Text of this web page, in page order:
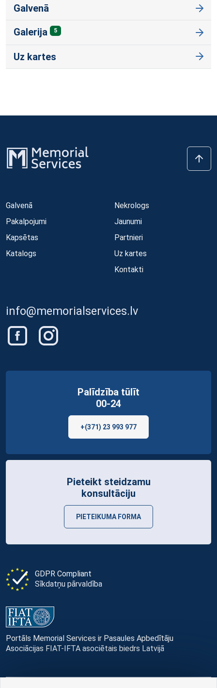
Galvenā
Galerija 5
Uz kartes
Galvenā
Pakalpojumi
Kapsētas
Katalogs
Nekrologs
Jaunumi
Partnieri
Uz kartes
Kontakti
info@memorialservices.lv
GDPR Compliant
Sīkdatņu pārvaldība
Portāls Memorial Services ir Pasaules Apbedītāju
Asociācijas FIAT-IFTA asociētais biedrs Latvijā
Palīdzība tūlīt
00-24
+(371) 23 993 977
Pieteikt steidzamu
konsultāciju
PIETEIKUMA FORMA